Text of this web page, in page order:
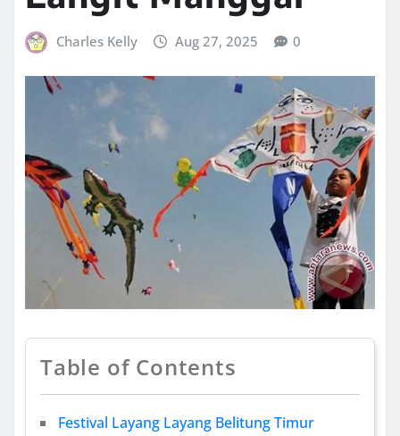
Charles Kelly Aug 27, 2025 0
Table of Contents
Festival Layang Layang Belitung Timur